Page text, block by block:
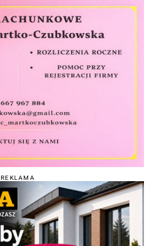
REKLAMA